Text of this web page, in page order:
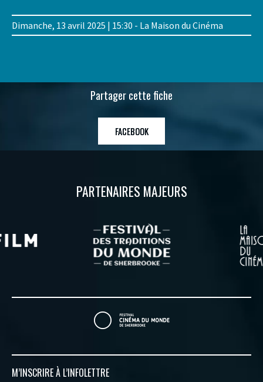
Dimanche, 13 avril 2025 | 15:30 - La Maison du Cinéma
Partager cette fiche
FACEBOOK
PARTENAIRES MAJEURS
M’INSCRIRE À L’INFOLETTRE